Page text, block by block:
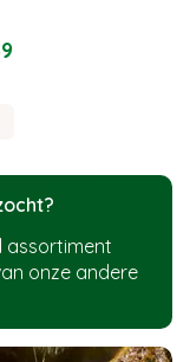
assortiment
onze andere